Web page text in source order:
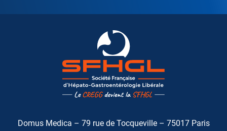
Domus Medica – 79 rue de Tocqueville – 75017 Paris